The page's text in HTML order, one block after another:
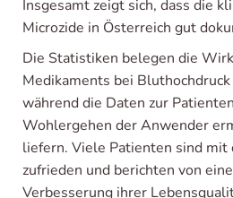
Insgesamt zeigt sich, dass die
Microzide in Österreich gut
Die Statistiken belegen die
Medikaments bei
während die Daten zur
Wohlergehen der Anwender
liefern. Viele Patienten sind mit
zufrieden und berichten von
Verbesserung ihrer